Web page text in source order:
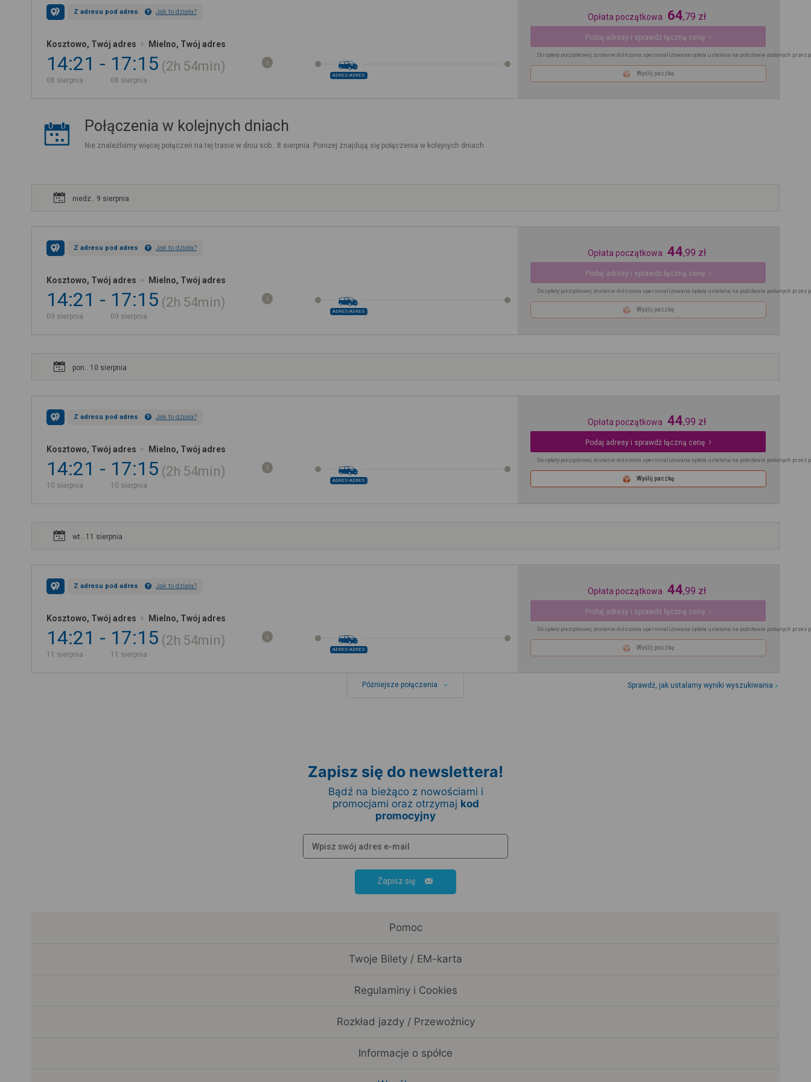
Z adresu pod adres Jak to działa?
Kosztowo, Twój adres Mielno, Twój adres
14:21
08 sierpnia
17:15
08 sierpnia
2h 54min
ADRES-ADRES
Opłata początkowa 64,79 zł
Podaj adresy i sprawdź łączną cenę
Do opłaty początkowej zostanie doliczona spersonalizowana opłata ustalana na podstawie podanych przez
Wyślij paczkę
Połączenia w kolejnych dniach
Nie znaleźliśmy więcej połączeń na tej trasie w dniu sob.. 8 sierpnia. Poniżej znajdują się połączenia w kolejnych dniach
niedz.. 9 sierpnia
Z adresu pod adres Jak to działa?
Kosztowo, Twój adres Mielno, Twój adres
14:21
09 sierpnia
17:15
09 sierpnia
2h 54min
ADRES-ADRES
Opłata początkowa 44,99 zł
Podaj adresy i sprawdź łączną cenę
Do opłaty początkowej zostanie doliczona spersonalizowana opłata ustalana na podstawie podanych przez
Wyślij paczkę
pon.. 10 sierpnia
Z adresu pod adres Jak to działa?
Kosztowo, Twój adres Mielno, Twój adres
14:21
10 sierpnia
17:15
10 sierpnia
2h 54min
ADRES-ADRES
Opłata początkowa 44,99 zł
Podaj adresy i sprawdź łączną cenę
Do opłaty początkowej zostanie doliczona spersonalizowana opłata ustalana na podstawie podanych przez
Wyślij paczkę
wt.. 11 sierpnia
Z adresu pod adres Jak to działa?
Kosztowo, Twój adres Mielno, Twój adres
14:21
11 sierpnia
17:15
11 sierpnia
2h 54min
ADRES-ADRES
Opłata początkowa 44,99 zł
Podaj adresy i sprawdź łączną cenę
Do opłaty początkowej zostanie doliczona spersonalizowana opłata ustalana na podstawie podanych przez
Wyślij paczkę
Późniejsze połączenia Sprawdź, jak ustalamy wyniki wyszukiwania
Zapisz się do newslettera!
Bądź na bieżąco z nowościami i
promocjami oraz otrzymaj kod
promocyjny
Zapisz się
Pomoc
Twoje Bilety / EM-karta
Regulaminy i Cookies
Rozkład jazdy / Przewoźnicy
Informacje o spółce